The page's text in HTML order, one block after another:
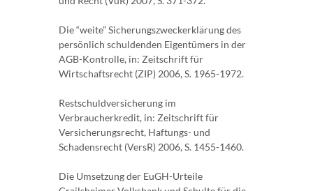
Die “weite” Sicherungszweckerklärung des
persönlich schuldenden Eigentümers in der
AGB-Kontrolle, in: Zeitschrift für
Wirtschaftsrecht (ZIP) 2006, S. 1965-1972.
Restschuldversicherung im
Verbraucherkredit, in: Zeitschrift für
Versicherungsrecht, Haftungs- und
Schadensrecht (VersR) 2006, S. 1455-1460.
Die Umsetzung der EuGH-Urteile